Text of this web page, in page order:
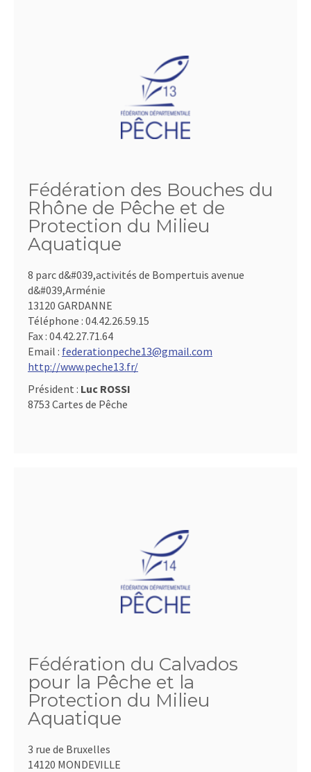
Fédération des Bouches du
Rhône de Pêche et de
Protection du Milieu
Aquatique
8 parc d&#039,activités de Bompertuis avenue
d&#039,Arménie
13120 GARDANNE
Téléphone : 04.42.26.59.15
Fax : 04.42.27.71.64
Email : federationpeche13@gmail.com
http://www.peche13.fr/
Président : Luc ROSSI
8753 Cartes de Pêche
Fédération du Calvados
pour la Pêche et la
Protection du Milieu
Aquatique
3 rue de Bruxelles
14120 MONDEVILLE